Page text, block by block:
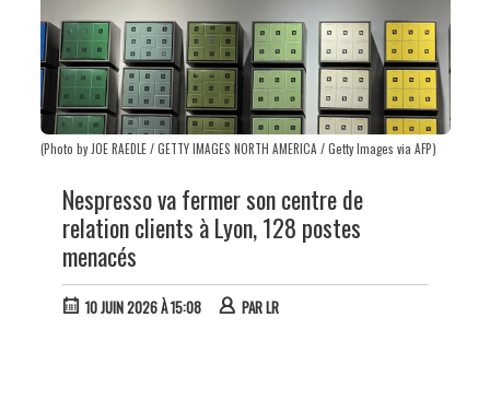
(Photo by JOE RAEDLE / GETTY IMAGES NORTH AMERICA / Getty Images via AFP)
Nespresso va fermer son centre de
relation clients à Lyon, 128 postes
menacés
10 JUIN 2026 À 15:08 PARLR